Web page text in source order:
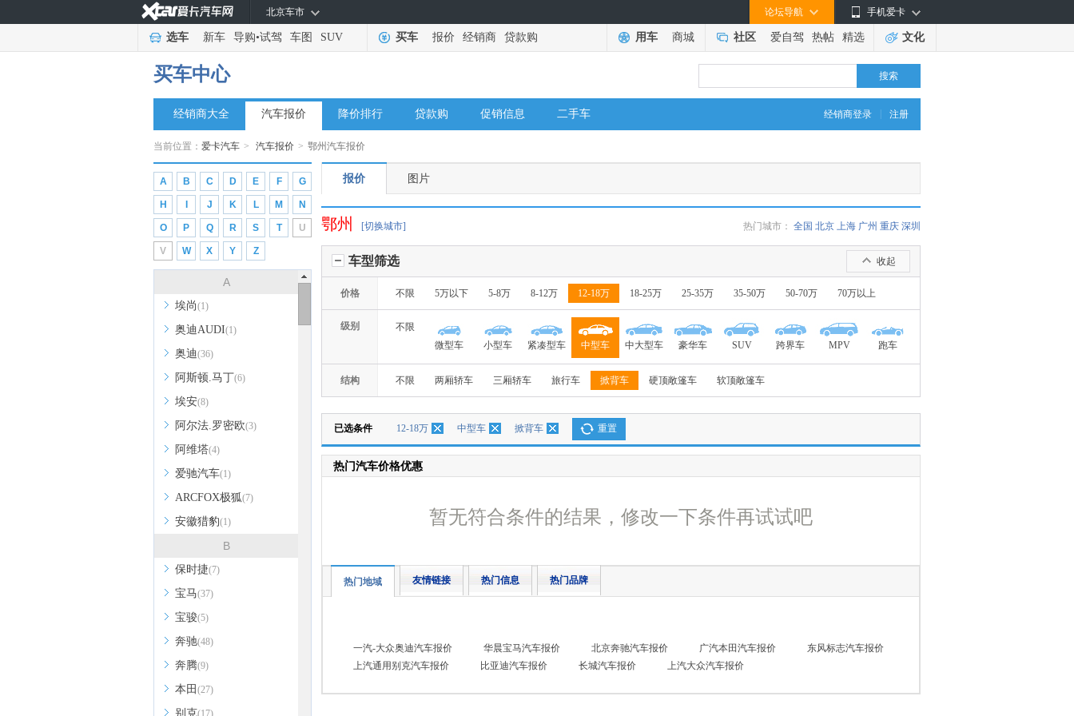
手机爱卡
论坛导航
北京车市
选车 新车 导购•试驾 车图 SUV 买车 报价 经销商 贷款购 用车 商城 社区 爱自驾 热帖 精选 文化
买车中心 搜索
经销商登录 注册
经销商大全 汽车报价 降价排行 贷款购 促销信息 二手车
当前位置： 爱卡汽车 > 汽车报价 > 鄂州汽车报价
A B C D E F G
H J K L M N
O P Q R S T U
V W X Y Z
A
埃尚(1)
奥迪AUDI(1)
奥迪(36)
阿斯顿.马丁(6)
埃安(8)
阿尔法.罗密欧(3)
阿维塔(4)
爱驰汽车(1)
ARCFOX极狐(7)
安徽猎豹(1)
B
保时捷(7)
宝马(37)
宝骏(5)
奔驰(48)
奔腾(9)
本田 (27)
别克(17)
报价 图片
热门城市： 全国 北京 上海 广州 重庆 深圳
鄂州 [切换城市]
收起
车型筛选
价格 不限 5万以下 5-8万 8-12万 12-18万 18-25万 25-35万 35-50万 50-70万 70万以上
级别
不限
微型车
小型车 紧凑型车 中型车 中大型车 豪华车 SUV 跨界车 MPV 跑车
结构 不限 两厢轿车 三厢轿车 旅行车 掀背车 硬顶敞篷车 软顶敞篷车
已选条件 12-18万 中型车 掀背车 重置
热门汽车价格优惠
暂无符合条件的结果，修改一下条件再试试吧
热门地域 友情链接 热门信息 热门品牌
一汽-大众奥迪汽车报价 华晨宝马汽车报价 北京奔驰汽车报价 广汽本田汽车报价
东风标志汽车报价
上汽通用别克汽车报价
比亚迪汽车报价 长城汽车报价 上汽大众汽车报价